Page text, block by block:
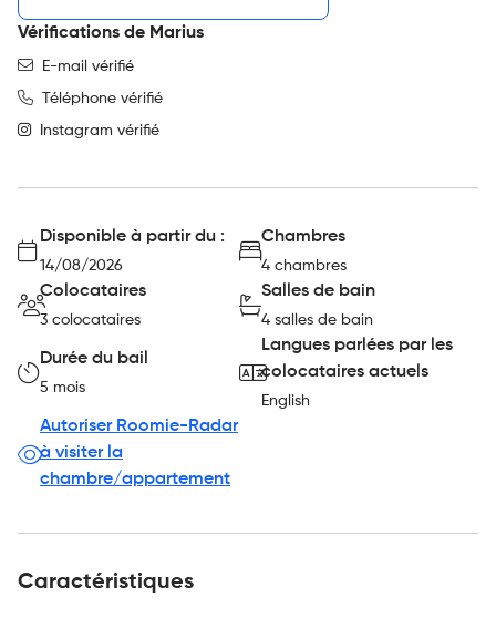
Vérifications de Marius
E-mail vérifié
Téléphone vérifié
Instagram vérifié
Disponible à partir du :
14/08/2026
Chambres
4 chambres
Colocataires
3 colocataires
Salles de bain
4 salles de bain
Durée du bail
5 mois
Langues parlées par les
colocataires actuels
English
Autoriser Roomie-Radar
à visiter la
chambre/appartement
Caractéristiques